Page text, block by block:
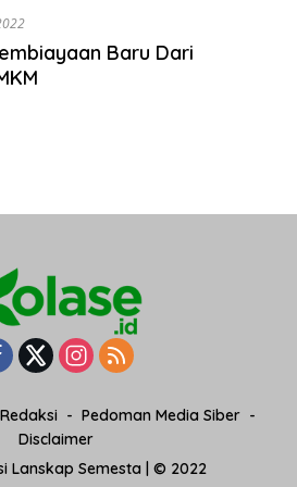
2022
Baru Dari
Redaksi
Pedoman Media Siber
Disclaimer
Lanskap Semesta | © 2022